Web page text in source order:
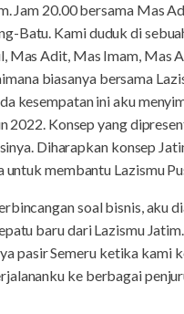
Jam 20.00 bersama Mas
Batu. Kami duduk di
Mas Adit, Mas Imam, Mas
biasanya bersama
kesempatan ini aku
Konsep yang
Diharapkan konsep
membantu Lazismu
soal bisnis, aku
baru dari Lazismu
pasir Semeru ketika kami
ke berbagai